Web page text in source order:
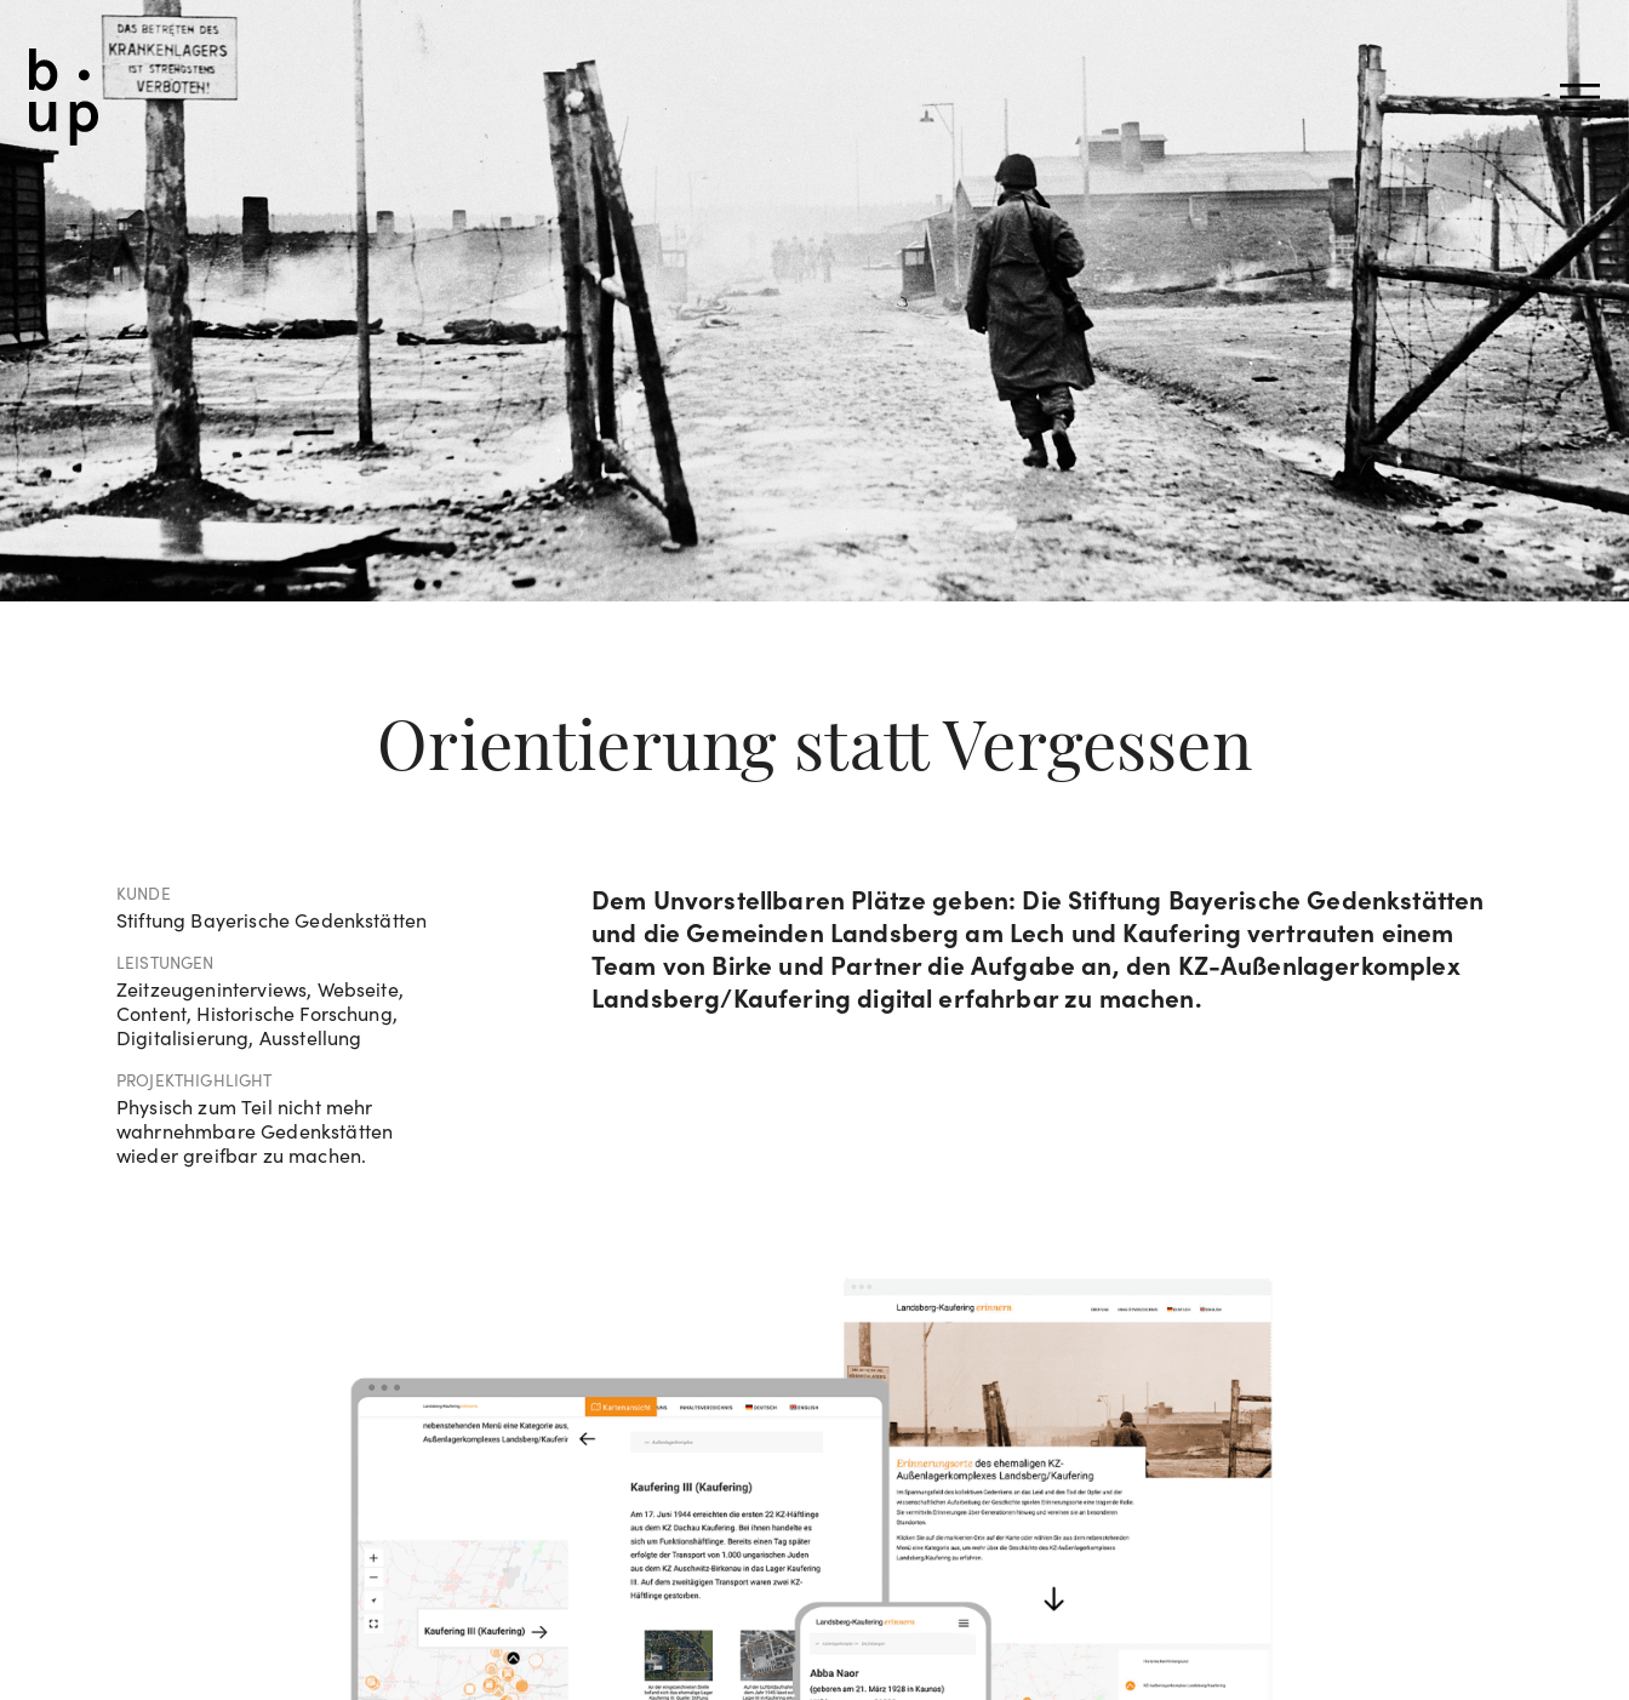
Orientierung statt Vergessen
KUNDE
Stiftung Bayerische Gedenkstätten
LEISTUNGEN
Zeitzeugeninterviews, Webseite,
Content, Historische Forschung,
Digitalisierung, Ausstellung
PROJEKTHIGHLIGHT
Physisch zum Teil nicht mehr
wahrnehmbare Gedenkstätten
wieder greifbar zu machen.
Dem Unvorstellbaren Plätze geben: Die Stiftung Bayerische Gedenkstätten
und die Gemeinden Landsberg am Lech und Kaufering vertrauten einem
Team von Birke und Partner die Aufgabe an, den KZ-Außenlagerkomplex
Landsberg/Kaufering digital erfahrbar zu machen.